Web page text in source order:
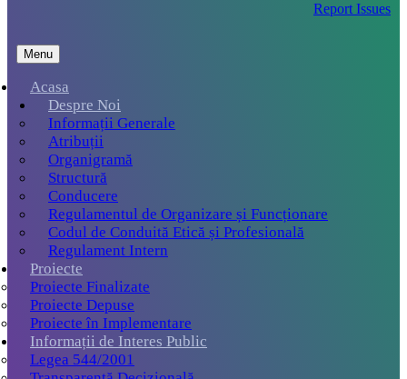
Report Issues
Menu
Acasa
Despre Noi
Informații Generale
Atribuții
Organigramă
Structură
Conducere
Regulamentul de Organizare și Funcționare
Codul de Conduită Etică și Profesională
Regulament Intern
Proiecte
Proiecte Finalizate
Proiecte Depuse
Proiecte în Implementare
Informații de Interes Public
Legea 544/2001